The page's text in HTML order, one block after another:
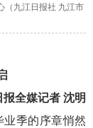
（九江日报社 九江市
全媒记者 沈明
季的序章悄然